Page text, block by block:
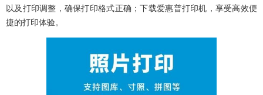
以及打印调整，确保打印格式正确；下载爱惠普打印机，享受高效便
捷的打印体验。